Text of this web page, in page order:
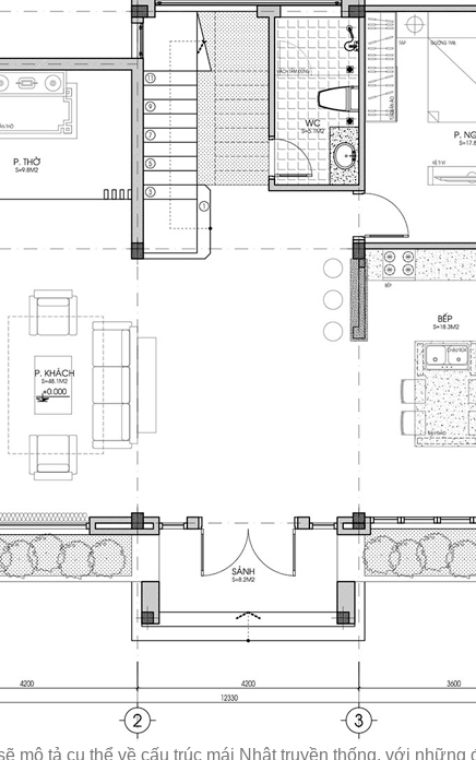
mô tả cụ thể về cấu trúc mái Nhật truyền thống, với